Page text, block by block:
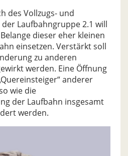
des Vollzugs- und
Laufbahngruppe 2.1 will
dieser eher kleinen
einsetzen. Verstärkt soll
zu anderen
werden. Eine Öffnung
anderer
wie die
der Laufbahn insgesamt
werden.